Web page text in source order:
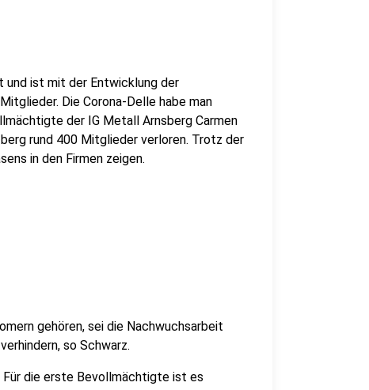
ist mit der Entwicklung der
Die Corona-Delle habe man
der IG Metall Arnsberg Carmen
rund 400 Mitglieder verloren. Trotz der
in den Firmen zeigen.
gehören, sei die Nachwuchsarbeit
so Schwarz.
die erste Bevollmächtigte ist es